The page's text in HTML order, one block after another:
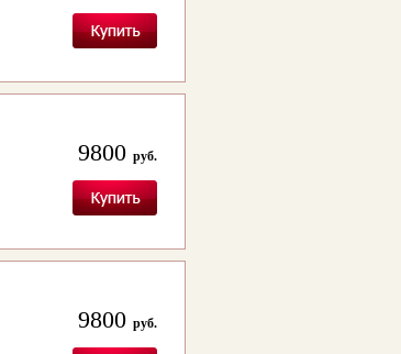
9800 руб.
9800 руб.